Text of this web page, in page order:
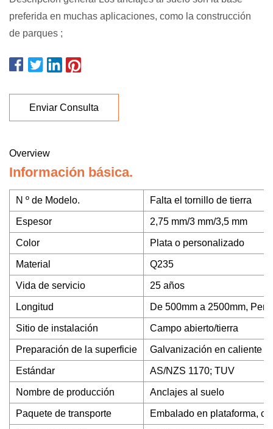
preferida en muchas aplicaciones, como la construcción
de parques ;
Enviar Consulta
Overview
Información básica.
N º de Modelo. Falta el tornillo de tierra
Espesor 2,75 mm/3 mm/3,5 mm
Color Plata o personalizado
Material Q235
Vida de servicio 25 años
Longitud De 500mm a 2500mm,
Sitio de instalación Campo abierto/tierra
Preparación de la superficie Galvanización en caliente
Estándar AS/NZS 1170; TUV
Nombre de producción Anclajes al suelo
Paquete de transporte Embalado en plataforma,